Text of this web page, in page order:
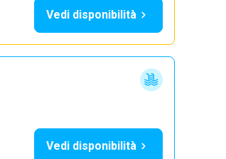
Vedi disponibilità
Vedi disponibilità